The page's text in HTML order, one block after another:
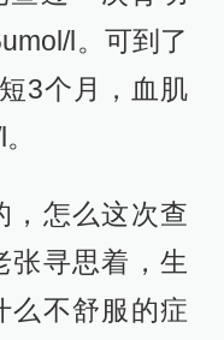
l。可到了
3个月，血肌
，怎么这次查
张寻思着，生
么不舒服的症